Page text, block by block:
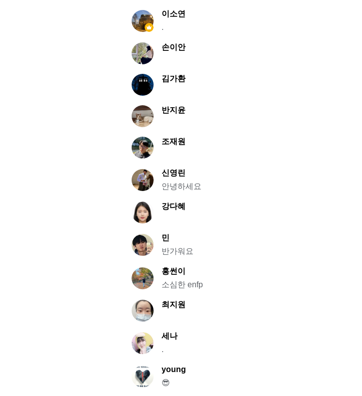
이소연
.
손이안
김가환
반지윤
조재원
신영린
안녕하세요
강다혜
민
반가워요
홍썬이
소심한 enfp
최지원
세나
.
young
😎